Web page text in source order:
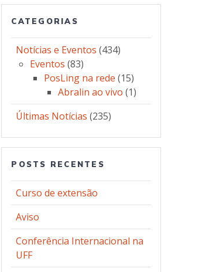
CATEGORIAS
Notícias e Eventos (434)
Eventos (83)
PosLing na rede (15)
Abralin ao vivo (1)
Últimas Notícias (235)
POSTS RECENTES
Curso de extensão
Aviso
Conferência Internacional na
UFF